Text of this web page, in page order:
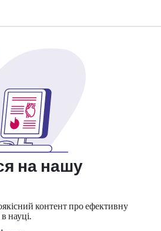
на нашу
контент про ефективну
науці.